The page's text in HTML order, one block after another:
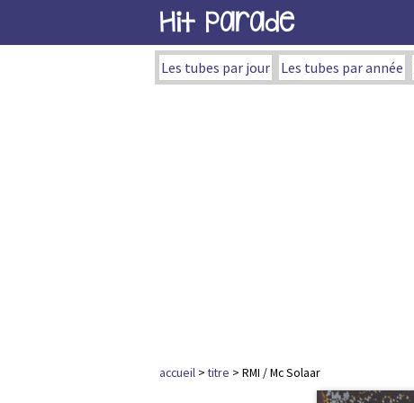
Hit Parade
Les tubes par jour Les tubes par année
accueil >titre > RMI / Mc Solaar